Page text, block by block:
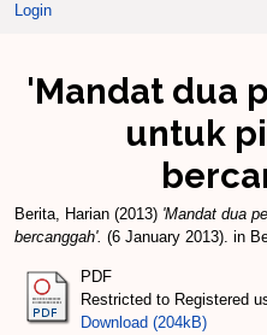
Login
'Mandat dua
untuk
Berita, Harian (2013) 'Mandat dua
bercanggah'. (6 January 2013). in
PDF
Restricted to Registered
Download (204kB)